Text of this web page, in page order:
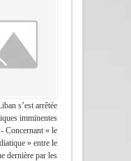
s’est arrêtée
imminentes
Concernant « le
» entre le
dernière par les